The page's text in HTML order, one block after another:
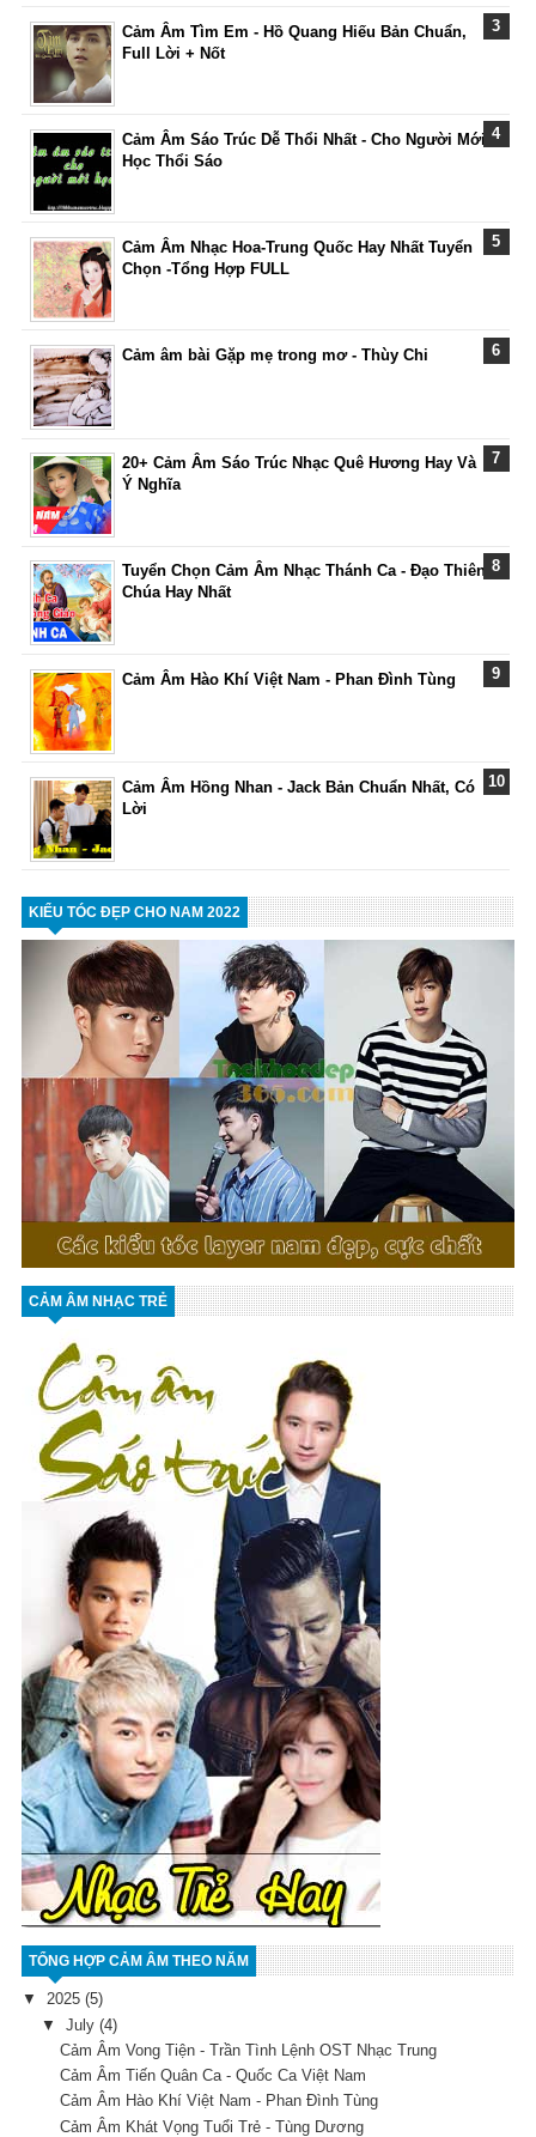
Cảm Âm Tìm Em - Hồ Quang Hiếu Bản Chuẩn,
Full Lời + Nốt
Cảm Âm Sáo Trúc Dễ Thổi Nhất - Cho Người Mới
Học Thổi Sáo
Cảm Âm Nhạc Hoa-Trung Quốc Hay Nhất Tuyển
Chọn -Tổng Hợp FULL
Cảm âm bài Gặp mẹ trong mơ - Thùy Chi
20+ Cảm Âm Sáo Trúc Nhạc Quê Hương Hay Và
Ý Nghĩa
Tuyển Chọn Cảm Âm Nhạc Thánh Ca - Đạo Thiên
Chúa Hay Nhất
Cảm Âm Hào Khí Việt Nam - Phan Đình Tùng
Cảm Âm Hồng Nhan - Jack Bản Chuẩn Nhất, Có
Lời
KIỂU TÓC ĐẸP CHO NAM 2022
CẢM ÂM NHẠC TRẺ
TỔNG HỢP CẢM ÂM THEO NĂM
▼ 2025 (5)
▼ July (4)
Cảm Âm Vong Tiện - Trần Tình Lệnh OST Nhạc Trung
Cảm Âm Tiến Quân Ca - Quốc Ca Việt Nam
Cảm Âm Hào Khí Việt Nam - Phan Đình Tùng
Cảm Âm Khát Vọng Tuổi Trẻ - Tùng Dương